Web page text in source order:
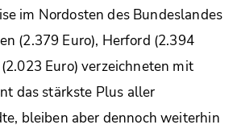
im Nordosten des Bundeslandes
(2.379 Euro), Herford (2.394
Euro) verzeichneten mit
das stärkste Plus aller
bleiben aber dennoch weiterhin